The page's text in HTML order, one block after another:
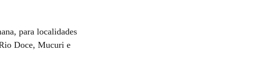
para localidades
Doce, Mucuri e